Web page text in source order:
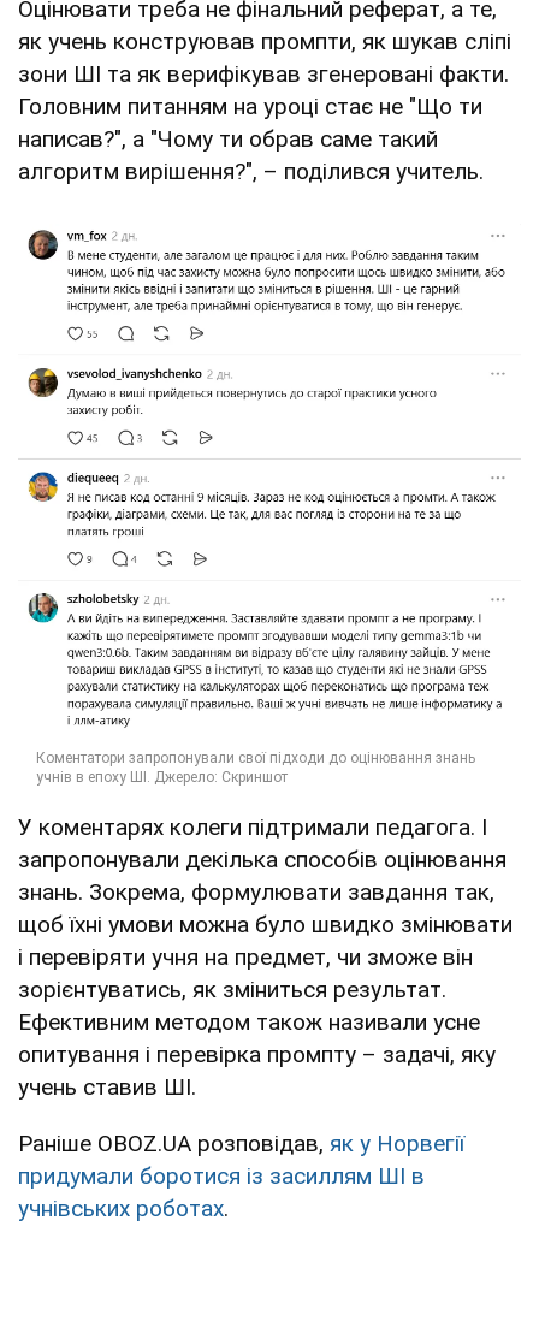
Оцінювати треба не фінальний реферат, а те,
як учень конструював промпти, як шукав сліпі
зони ШІ та як верифікував згенеровані факти.
Головним питанням на уроці стає не "Що ти
написав?", а "Чому ти обрав саме такий
алгоритм вирішення?", – поділився учитель.
У коментарях колеги підтримали педагога. І
запропонували декілька способів оцінювання
знань. Зокрема, формулювати завдання так,
щоб їхні умови можна було швидко змінювати
і перевіряти учня на предмет, чи зможе він
зорієнтуватись, як зміниться результат.
Ефективним методом також називали усне
опитування і перевірка промпту – задачі, яку
учень ставив ШІ.
Раніше OBOZ.UA розповідав, як у Норвегії
придумали боротися із засиллям ШІ в
учнівських роботах.